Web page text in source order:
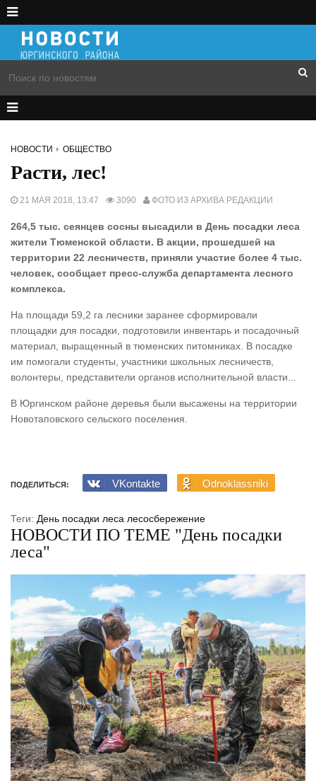
НОВОСТИ ОБЩЕСТВО
Расти, лес!
21 МАЯ 2018, 13:47 3090 ФОТО ИЗ АРХИВА РЕДАКЦИИ
264,5 тыс. сеянцев сосны высадили в День посадки леса
жители Тюменской области. В акции, прошедшей на
территории 22 лесничеств, приняли участие более 4 тыс.
человек, сообщает пресс-служба департамента лесного
комплекса.
На площади 59,2 га лесники заранее сформировали
площадки для посадки, подготовили инвентарь и посадочный
материал, выращенный в тюменских питомниках. В посадке
им помогали студенты, участники школьных лесничеств,
волонтеры, представители органов исполнительной власти...
В Юргинском районе деревья были высажены на территории
Новотаповского сельского поселения.
ПОДЕЛИТЬСЯ: VKontakte Odnoklassniki
Теги: День посадки леса лесосбережение
НОВОСТИ ПО ТЕМЕ "День посадки
леса"